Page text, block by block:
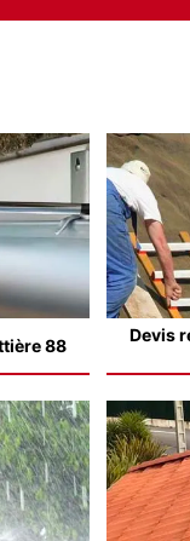
88
Devis